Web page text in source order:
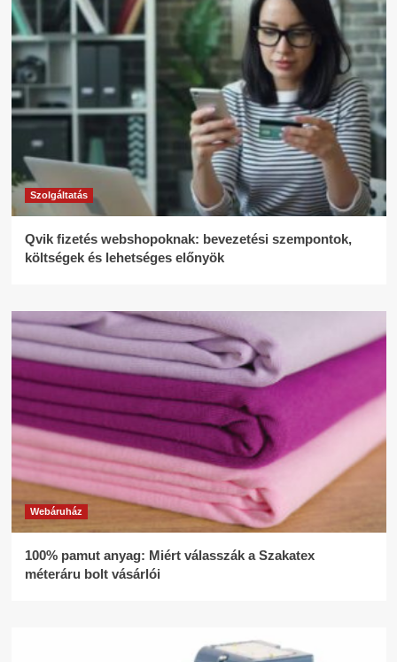
Szolgáltatás
Qvik fizetés webshopoknak: bevezetési szempontok,
költségek és lehetséges előnyök
Webáruház
100% pamut anyag: Miért válasszák a Szakatex
méteráru bolt vásárlói